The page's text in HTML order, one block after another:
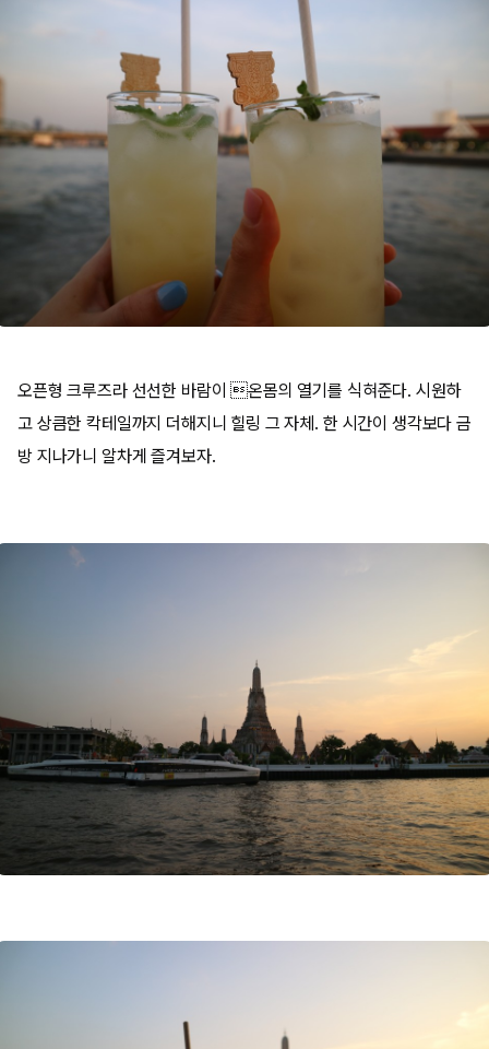
오픈형 크루즈라 선선한 바람이 온몸의 열기를 식혀준다. 시원하
고 상큼한 칵테일까지 더해지니 힐링 그 자체. 한 시간이 생각보다 금
방 지나가니 알차게 즐겨보자.